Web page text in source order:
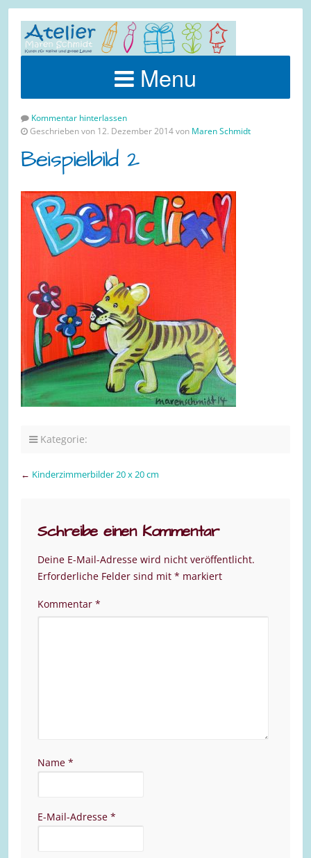
Menu
Kommentar hinterlassen
Geschrieben von 12. Dezember 2014 von Maren Schmidt
Beispielbild 2
Kategorie:
← Kinderzimmerbilder 20 x 20 cm
Schreibe einen Kommentar
Deine E-Mail-Adresse wird nicht veröffentlicht.
Erforderliche Felder sind mit * markiert
Kommentar *
Name *
E-Mail-Adresse *